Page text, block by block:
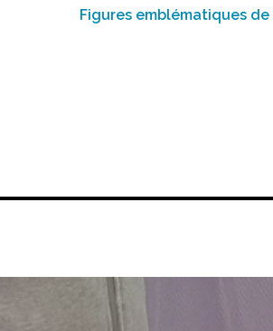
Figures emblématiques de